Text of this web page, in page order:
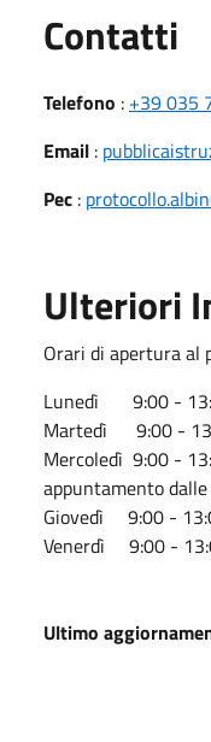
Contatti
Telefono : +39 035
Email :
Pec :
Ulteriori
Orari di apertura al
Lunedì 9:00 -
Martedì 9:00 -
Mercoledì 9:00 -
appuntamento
Giovedì 9:00 -
Venerdì 9:00 -
Ultimo